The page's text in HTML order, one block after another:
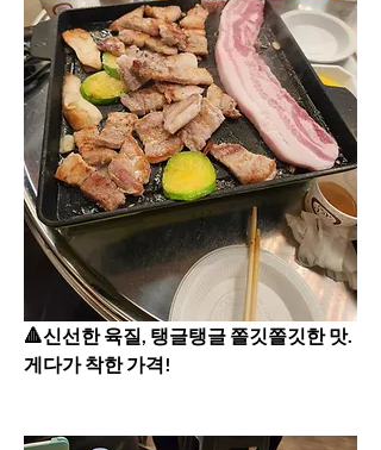
🔺️신선한 육질, 탱글탱글 쫄깃쫄깃한 맛.
게다가 착한 가격!